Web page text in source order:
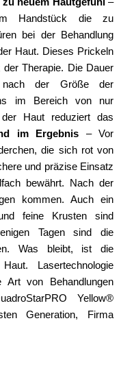
Handstück die zu
bei der Behandlung
Haut. Dieses Prickeln
Therapie. Die Dauer
der Größe der
im Bereich von nur
Haut reduziert das
im Ergebnis – Vor
die sich rot von
und präzise Einsatz
bewährt. Nach der
kommen. Auch ein
feine Krusten sind
Tagen sind die
Was bleibt, ist die
Lasertechnologie
von Behandlungen
Yellow®
Generation, Firma